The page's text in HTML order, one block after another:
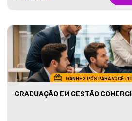
GANHE 2 PÓS PARA VOCÊ +1
GRADUAÇÃO EM GESTÃO